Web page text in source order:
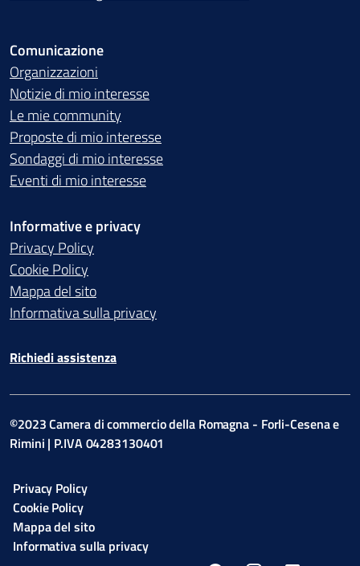
Comunicazione
Organizzazioni
Notizie di mio interesse
Le mie community
Proposte di mio interesse
Sondaggi di mio interesse
Eventi di mio interesse
Informative e privacy
Privacy Policy
Cookie Policy
Mappa del sito
Informativa sulla privacy
Richiedi assistenza
©2023 Camera di commercio della Romagna - Forli-Cesena e
Rimini | P.IVA 04283130401
Privacy Policy
Cookie Policy
Mappa del sito
Informativa sulla privacy